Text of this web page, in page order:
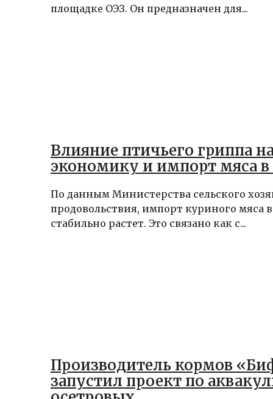
площадке ОЭЗ. Он предназначен для...
Влияние птичьего гриппа
экономику и импорт мяса в
По данным Министерства сельского
продовольствия, импорт куриного мяса
стабильно растет. Это связано как с...
Производитель кормов
запустил проект по